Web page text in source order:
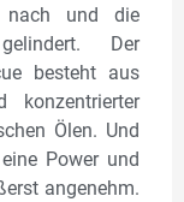
nach und die
Der
besteht aus
konzentrierter
Ölen. Und
Power und
angenehm.